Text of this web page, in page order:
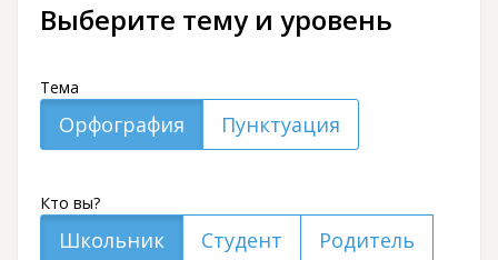
Выберите тему и уровень
Тема
Орфография Пунктуация
Кто вы?
Школьник Студент
Родитель